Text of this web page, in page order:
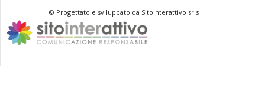
© Progettato e sviluppato da Sitointerattivo srls